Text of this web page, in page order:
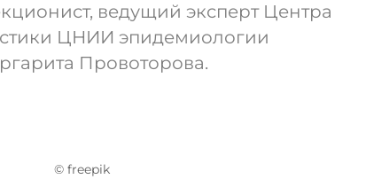
ведущий эксперт Центра
ЦНИИ эпидемиологии
Провоторова.
© freepik